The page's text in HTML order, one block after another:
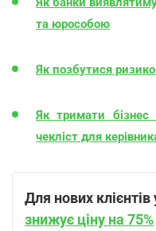
та юрособою
Як позбутися
Як тримати бізнес
чекліст для
Для нових
знижує ціну на 75%